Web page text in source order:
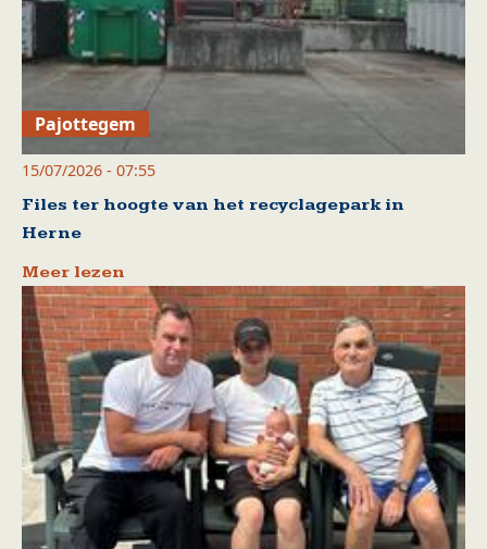
Pajottegem
15/07/2026 - 07:55
Files ter hoogte van het recyclagepark in
Herne
Meer lezen